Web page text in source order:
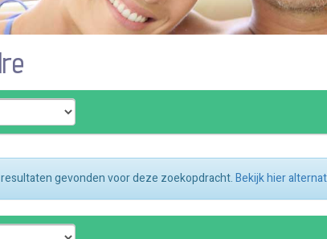
gevonden voor deze zoekopdracht.Bekijk hier